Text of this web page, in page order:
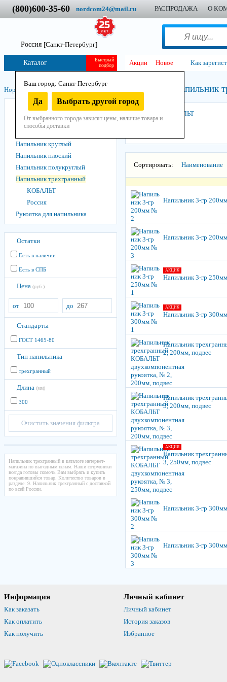
(800)600-35-60 nordcom24@mail.ru РАСПРОДАЖА О
Россия [Санкт-Петербург]
Ваш город: Санкт-Петербург
Да Выбрать другой город
От выбранного города зависят цены, наличие товара и
способы доставки
Быстрый
подбор
Каталог Акции Новое Как
Нордком Инструмент Ручной / Слесарный Напильник
Набор напильников
Надфиль
Напильник круглый
Напильник плоский
Напильник полукруглый
Напильник трехгранный
КОБАЛЬТ
Россия
Рукоятка для напильника
Остатки
Есть в наличии
Есть в СПБ
Цена (руб.)
от до
Стандарты
ГОСТ 1465-80
Тип напильника
трехгранный
Длина (мм)
300
Очистить значения фильтра
Напильник трехгранный в каталоге интернет-
магазина по выгодным ценам. Наши сотрудники
всегда готовы помочь Вам выбрать и купить
понравившийся товар. Количество товаров в
разделе: 9. Напильник трехгранный с доставкой
по всей России.
КОБАЛЬТ
Сортировать: Наименование
Напильник 3-гр
Напильник 3-гр
АКЦИЯ
Напильник 3-гр
АКЦИЯ
Напильник 3-гр
Напильник
2, 200мм, подвес
Напильник
3, 200мм, подвес
АКЦИЯ
Напильник
3, 250мм, подвес
Напильник 3-гр
Напильник 3-гр
Информация
Как заказать
Как оплатить
Как получить
Личный кабинет
Личный кабинет
История заказов
Избранное